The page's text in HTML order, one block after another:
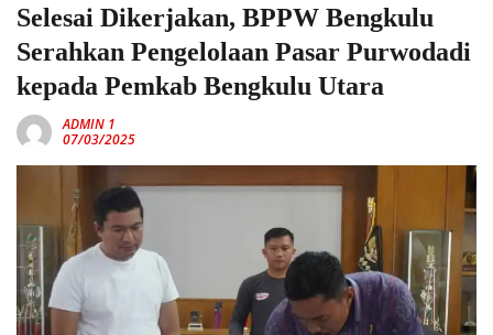
Selesai Dikerjakan, BPPW Bengkulu
Serahkan Pengelolaan Pasar Purwodadi
kepada Pemkab Bengkulu Utara
ADMIN 1
07/03/2025